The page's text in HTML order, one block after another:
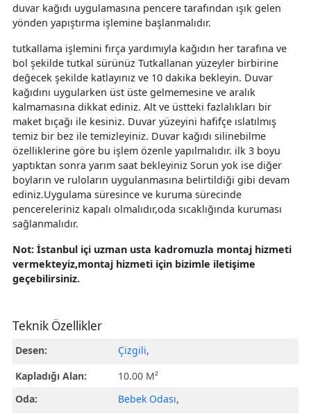
duvar kağıdı uygulamasına pencere tarafından ışık gelen
yönden yapıştırma işlemine başlanmalıdır.
tutkallama işlemini fırça yardımıyla kağıdın her tarafına ve
bol şekilde tutkal sürünüz Tutkallanan yüzeyler birbirine
değecek şekilde katlayınız ve 10 dakika bekleyin. Duvar
kağıdını uygularken üst üste gelmemesine ve aralık
kalmamasına dikkat ediniz. Alt ve üstteki fazlalıkları bir
maket bıçağı ile kesiniz. Duvar yüzeyini hafifçe ıslatılmış
temiz bir bez ile temizleyiniz. Duvar kağıdı silinebilme
özelliklerine göre bu işlem özenle yapılmalıdır. ilk 3 boyu
yaptıktan sonra yarım saat bekleyiniz Sorun yok ise diğer
boyların ve ruloların uygulanmasına belirtildiği gibi devam
ediniz.Uygulama süresince ve kuruma sürecinde
pencereleriniz kapalı olmalıdır,oda sıcaklığında kuruması
sağlanmalıdır.
Not: İstanbul içi uzman usta kadromuzla montaj hizmeti
vermekteyiz,montaj hizmeti için bizimle iletişime
geçebilirsiniz.
Teknik Özellikler
Desen: Çizgili,
Kapladığı Alan:
10.00 M²
Oda:
Bebek Odası,